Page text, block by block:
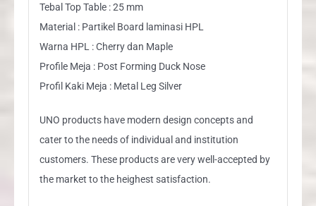
Tebal Top Table : 25 mm
Material : Partikel Board laminasi HPL
Warna HPL : Cherry dan Maple
Profile Meja : Post Forming Duck Nose
Profil Kaki Meja : Metal Leg Silver
UNO products have modern design concepts and
cater to the needs of individual and institution
customers. These products are very well-accepted by
the market to the heighest satisfaction.